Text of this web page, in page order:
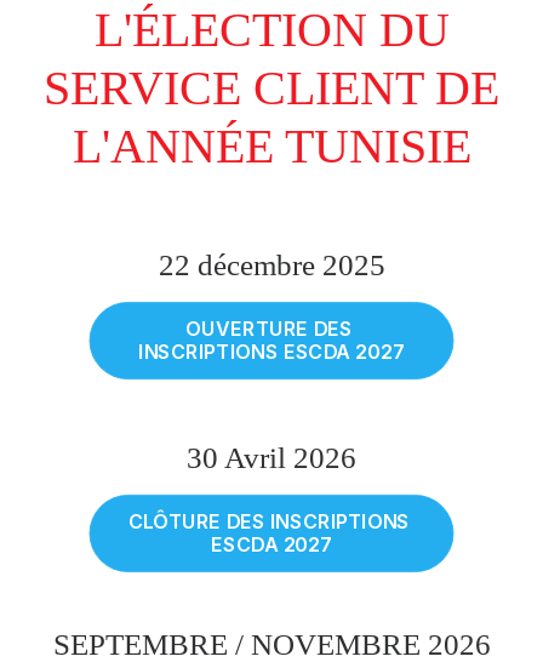
L'ÉLECTION DU
SERVICE CLIENT DE
L'ANNÉE TUNISIE
22 décembre 2025
OUVERTURE DES
INSCRIPTIONS ESCDA 2027
30 Avril 2026
CLÔTURE DES INSCRIPTIONS
ESCDA 2027
SEPTEMBRE / NOVEMBRE 2026